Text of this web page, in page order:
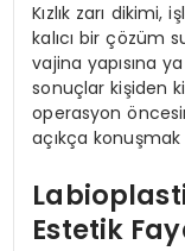
Kızlık zarı
kalıcı bir çözüm
vajina yapısına
sonuçlar kişiden
operasyon
açıkça
Estetik